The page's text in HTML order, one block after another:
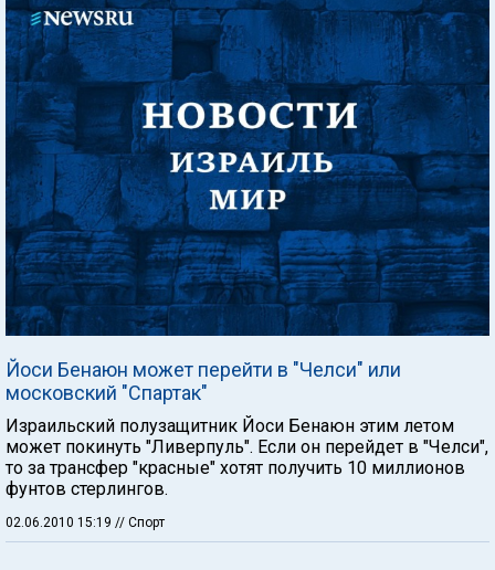
Йоси Бенаюн может перейти в "Челси" или
московский "Спартак"
Израильский полузащитник Йоси Бенаюн этим летом
может покинуть "Ливерпуль". Если он перейдет в "Челси",
то за трансфер "красные" хотят получить 10 миллионов
фунтов стерлингов.
02.06.2010 15:19 // Спорт